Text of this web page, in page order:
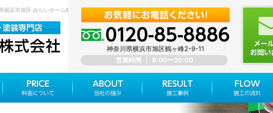
浜市旭区 みらいホーム株式会社
神奈川県横浜市旭区鶴ヶ峰2-9-11
営業時間
8:00〜20:00